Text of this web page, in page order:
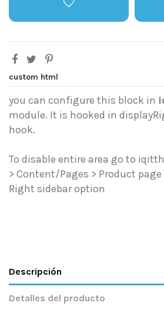
custom html
you can configure this block in
module. It is hooked in
hook.
To disable entire area go to
> Content/Pages > Product
Right sidebar option
Descripción
Detalles del producto